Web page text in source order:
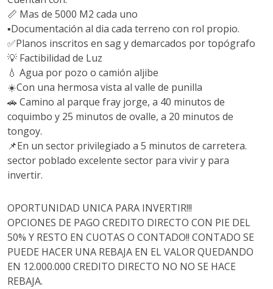
📏 Mas de 5000 M2 cada uno
▪️Documentación al dia cada terreno con rol propio.
✅Planos inscritos en sag y demarcados por topógrafo
💡 Factibilidad de Luz
💧 Agua por pozo o camión aljibe
☀️Con una hermosa vista al valle de punilla
🚗 Camino al parque fray jorge, a 40 minutos de
coquimbo y 25 minutos de ovalle, a 20 minutos de
tongoy.
📌En un sector privilegiado a 5 minutos de carretera.
sector poblado excelente sector para vivir y para
invertir.
OPORTUNIDAD UNICA PARA INVERTIR!!!
OPCIONES DE PAGO CREDITO DIRECTO CON PIE DEL
50% Y RESTO EN CUOTAS O CONTADO!! CONTADO SE
PUEDE HACER UNA REBAJA EN EL VALOR QUEDANDO
EN 12.000.000 CREDITO DIRECTO NO NO SE HACE
REBAJA.